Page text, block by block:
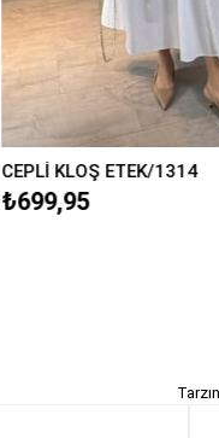
CEPLİ KLOŞ ETEK/1314
₺699,95